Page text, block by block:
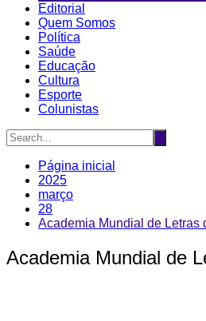
Editorial
Quem Somos
Política
Saúde
Educação
Cultura
Esporte
Colunistas
Página inicial
2025
março
28
Academia Mundial de Letras
Academia Mundial de